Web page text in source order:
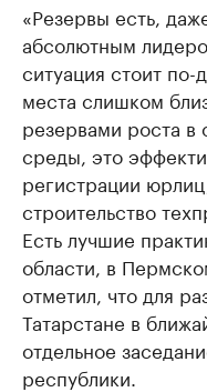
«Резервы есть,
абсолютным
ситуация стоит
места слишком
резервами роста в
среды, это
регистрации
строительство
Есть лучшие
области, в
отметил, что для
Татарстане в
отдельное
республики.